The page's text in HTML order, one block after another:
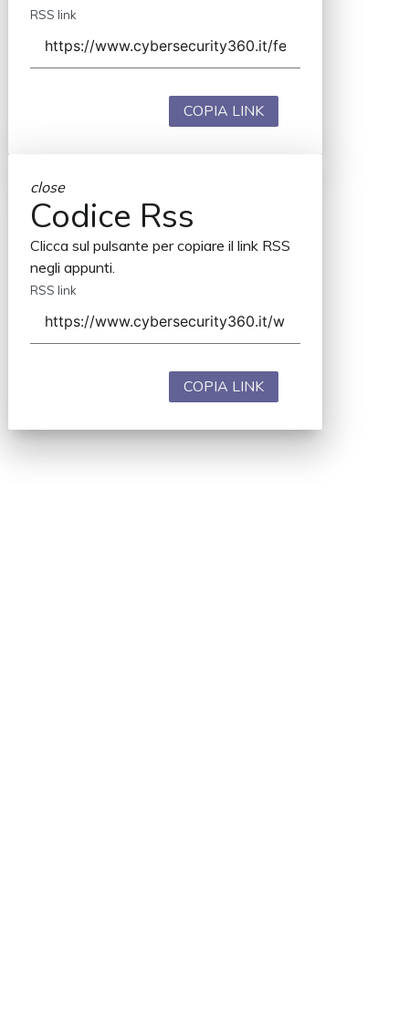
RSS link
COPIA LINK
close
Codice Rss
Clicca sul pulsante per copiare il link RSS
negli appunti.
RSS link
COPIA LINK